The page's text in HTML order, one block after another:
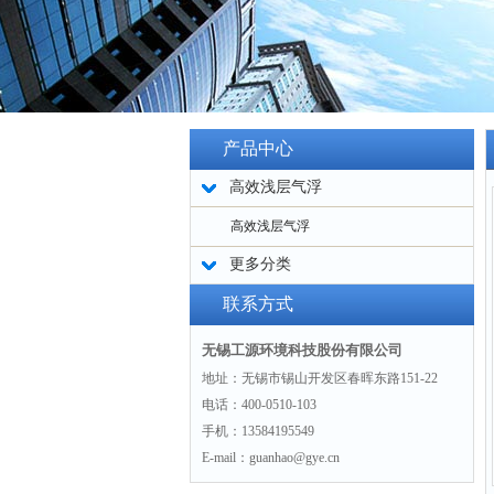
产品中心
高效浅层气浮
高效浅层气浮
更多分类
联系方式
无锡工源环境科技股份有限公司
地址：无锡市锡山开发区春晖东路151-22
电话：400-0510-103
手机：13584195549
E-mail：guanhao@gye.cn